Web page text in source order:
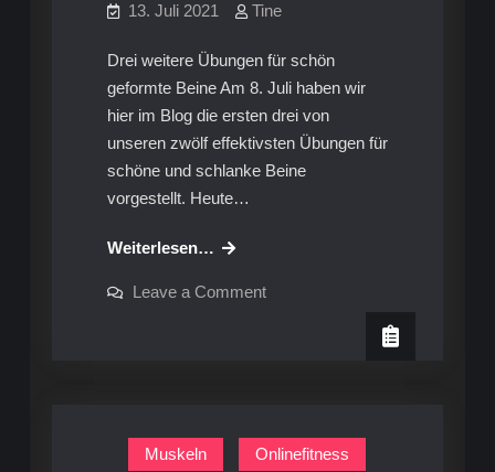
13. Juli 2021 Tine
Drei weitere Übungen für schön
geformte Beine Am 8. Juli haben wir
hier im Blog die ersten drei von
unseren zwölf effektivsten Übungen für
schöne und schlanke Beine
vorgestellt. Heute…
Weiterlesen… Video-
Schlanke
Leave a Commenton
Muskeln Onlinefitness